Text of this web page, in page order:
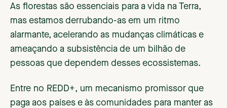
As florestas são essenciais para a vida na Terra,
mas estamos derrubando-as em um ritmo
alarmante, acelerando as mudanças climáticas e
ameaçando a subsistência de um bilhão de
pessoas que dependem desses ecossistemas.
Entre no REDD+, um mecanismo promissor que
paga aos países e às comunidades para manter as